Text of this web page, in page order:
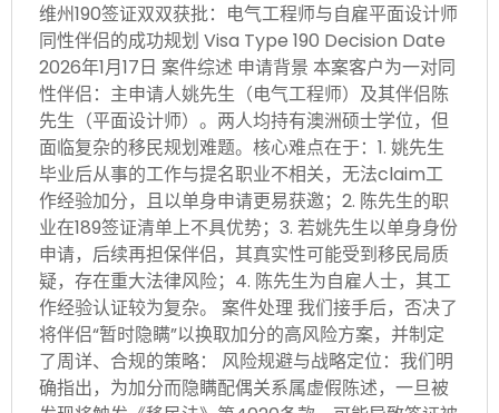
维州190签证双双获批：电气工程师与自雇平面设计师
同性伴侣的成功规划 Visa Type 190 Decision Date
2026年1月17日 案件综述 申请背景 本案客户为一对同
性伴侣：主申请人姚先生（电气工程师）及其伴侣陈
先生（平面设计师）。两人均持有澳洲硕士学位，但
面临复杂的移民规划难题。核心难点在于：1. 姚先生
毕业后从事的工作与提名职业不相关，无法claim工
作经验加分，且以单身申请更易获邀；2. 陈先生的职
业在189签证清单上不具优势；3. 若姚先生以单身身份
申请，后续再担保伴侣，其真实性可能受到移民局质
疑，存在重大法律风险；4. 陈先生为自雇人士，其工
作经验认证较为复杂。 案件处理 我们接手后，否决了
将伴侣“暂时隐瞒”以换取加分的高风险方案，并制定
了周详、合规的策略： 风险规避与战略定位：我们明
确指出，为加分而隐瞒配偶关系属虚假陈述，一旦被